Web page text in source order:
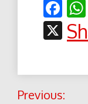
X
Post
Previous: